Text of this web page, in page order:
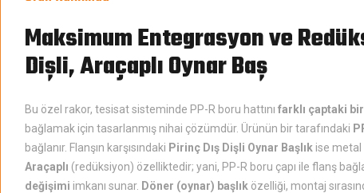
Maksimum Entegrasyon ve
Dişli, Araçaplı Oynar Baş
Bu özel rakor, tesisat sisteminde PP-R boru hattınıfarklı çaptaki
bağlamak için tasarlanmış nihai çözümdür. Ürünün bir tarafındaki
bağlanır. Flanşın karşısındaki Pirinç Dış Dişli Oynar Başlık ise metal
Araçaplı (redüksiyon) özelliktedir; yani, PP-R boru çapı ile flanş
değişimi imkanı sunar. Döner (oynar) başlık özelliği, montaj